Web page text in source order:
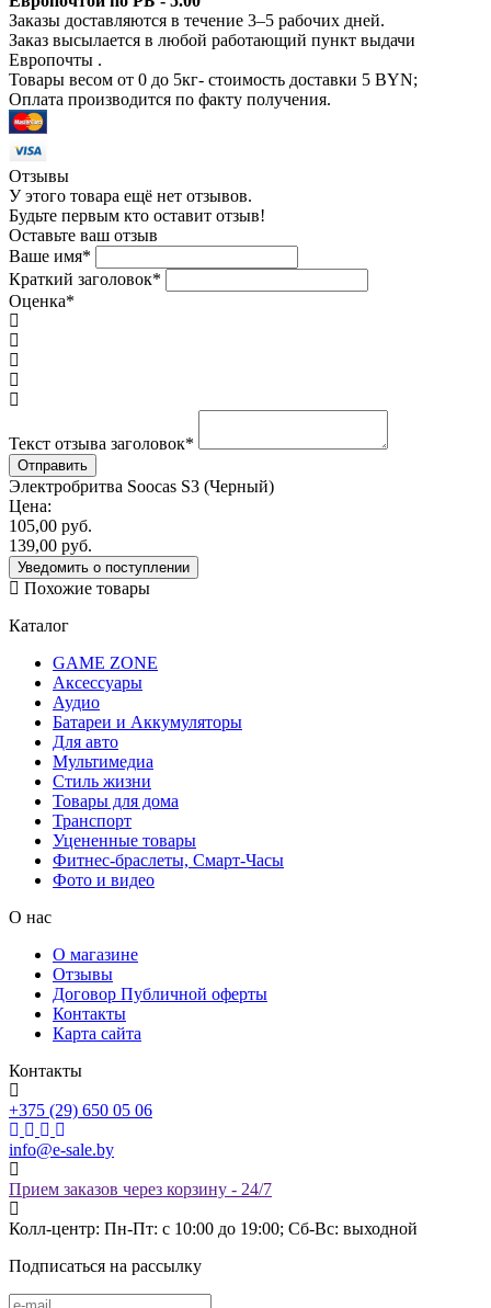
Заказы доставляются в течение 3–5 рабочих дней.
Заказ высылается в любой работающий пункт выдачи
Европочты .
Товары весом от 0 до 5кг- стоимость доставки 5 BYN;
Оплата производится по факту получения.
Отзывы
У этого товара ещё нет отзывов.
Будьте первым кто оставит отзыв!
Оставьте ваш отзыв
Ваше имя*
Краткий заголовок*
Оценка*
Текст отзыва заголовок*
Электробритва Soocas S3 (Черный)
Цена:
105,00 руб.
139,00 руб.
Уведомить о поступлении
Похожие товары
Каталог
GAME ZONE
Аксессуары
Аудио
Батареи и Аккумуляторы
Для авто
Мультимедиа
Стиль жизни
Товары для дома
Транспорт
Уцененные товары
Фитнес-браслеты, Смарт-Часы
Фото и видео
О нас
О магазине
Отзывы
Договор Публичной оферты
Контакты
Карта сайта
Контакты
+375 (29) 650 05 06
info@e-sale.by
Прием заказов через корзину - 24/7
Колл-центр: Пн-Пт: с 10:00 до 19:00; Сб-Вс: выходной
Подписаться на рассылку